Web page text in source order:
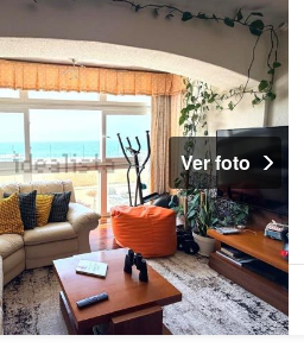
Ver foto